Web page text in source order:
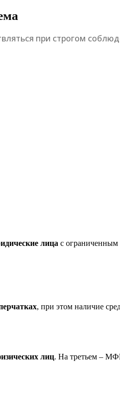
при строгом
лица с ограниченным
, при этом наличие
лиц. На третьем –